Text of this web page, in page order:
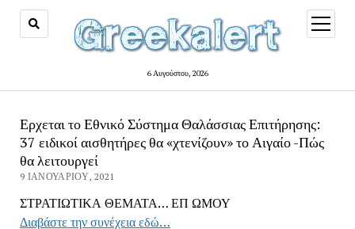
6 Αυγούστου, 2026
open
menu
Ερχεται το Εθνικό Σύστημα Θαλάσσιας Επιτήρησης:
37 ειδικοί αισθητήρες θα «χτενίζουν» το Αιγαίο -Πώς
θα λειτουργεί
9 ΙΑΝΟΥΑΡΊΟΥ, 2021
ΣΤΡΑΤΙΩΤΙΚΑ ΘΕΜΑΤΑ… ΕΠ ΩΜΟΥ
Διαβάστε την συνέχεια εδώ…